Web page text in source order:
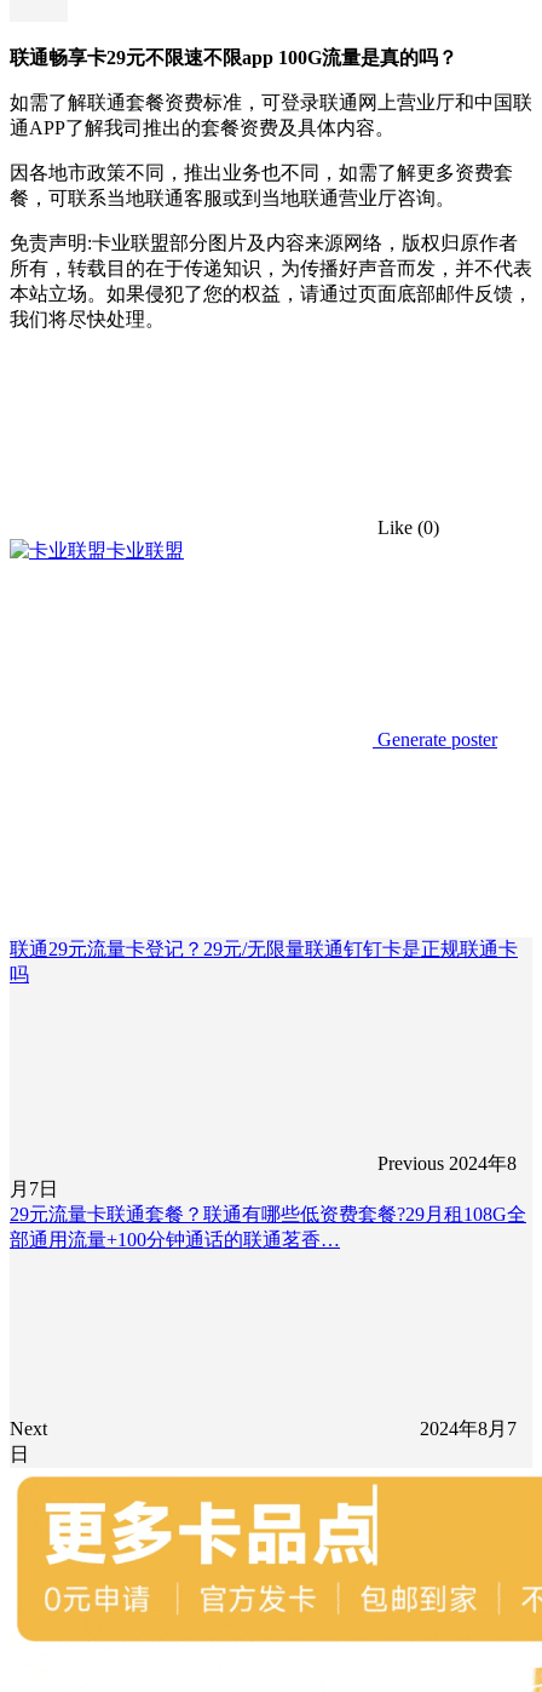
联通畅享卡29元不限速不限app 100G流量是真的吗？
如需了解联通套餐资费标准，可登录联通网上营业厅和中国联
通APP了解我司推出的套餐资费及具体内容。
因各地市政策不同，推出业务也不同，如需了解更多资费套
餐，可联系当地联通客服或到当地联通营业厅咨询。
免责声明:卡业联盟部分图片及内容来源网络，版权归原作者
所有，转载目的在于传递知识，为传播好声音而发，并不代表
本站立场。如果侵犯了您的权益，请通过页面底部邮件反馈，
我们将尽快处理。
Like (0)
卡业联盟
Generate poster
联通29元流量卡登记？29元/无限量联通钉钉卡是正规联通卡
吗
Previous 2024年8
月7日
29元流量卡联通套餐？联通有哪些低资费套餐?29月租108G全
部通用流量+100分钟通话的联通茗香…
Next
2024年8月7
日